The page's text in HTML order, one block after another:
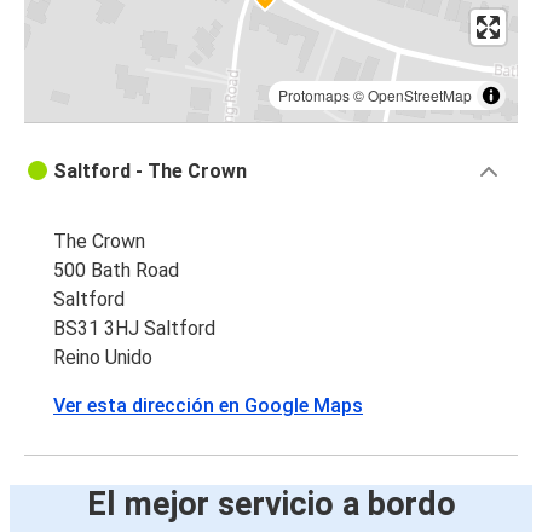
Protomaps©OpenStreetMap
Saltford - The Crown
The Crown
500 Bath Road
Saltford
BS31 3HJ Saltford
Reino Unido
Ver esta dirección en Google Maps
El mejor servicio a bordo